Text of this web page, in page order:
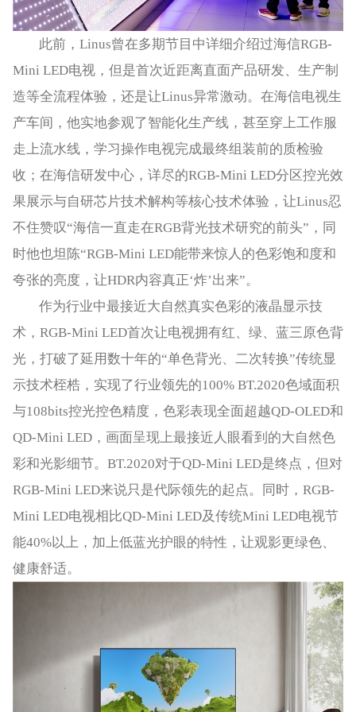
此前，Linus曾在多期节目中详细介绍过海信RGB-
Mini LED电视，但是首次近距离直面产品研发、生产制
造等全流程体验，还是让Linus异常激动。在海信电视生
产车间，他实地参观了智能化生产线，甚至穿上工作服
走上流水线，学习操作电视完成最终组装前的质检验
收；在海信研发中心，详尽的RGB-Mini LED分区控光效
果展示与自研芯片技术解构等核心技术体验，让Linus忍
不住赞叹“海信一直走在RGB背光技术研究的前头”，同
时他也坦陈“RGB-Mini LED能带来惊人的色彩饱和度和
夸张的亮度，让HDR内容真正‘炸’出来”。
作为行业中最接近大自然真实色彩的液晶显示技
术，RGB-Mini LED首次让电视拥有红、绿、蓝三原色背
光，打破了延用数十年的“单色背光、二次转换”传统显
示技术桎梏，实现了行业领先的100% BT.2020色域面积
与108bits控光控色精度，色彩表现全面超越QD-OLED和
QD-Mini LED，画面呈现上最接近人眼看到的大自然色
彩和光影细节。BT.2020对于QD-Mini LED是终点，但对
RGB-Mini LED来说只是代际领先的起点。同时，RGB-
Mini LED电视相比QD-Mini LED及传统Mini LED电视节
能40%以上，加上低蓝光护眼的特性，让观影更绿色、
健康舒适。